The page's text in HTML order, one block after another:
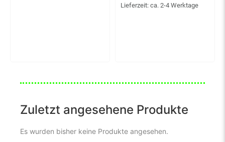
Lieferzeit: ca. 2-4 Werktage
Zuletzt angesehene Produkte
Es wurden bisher keine Produkte angesehen.